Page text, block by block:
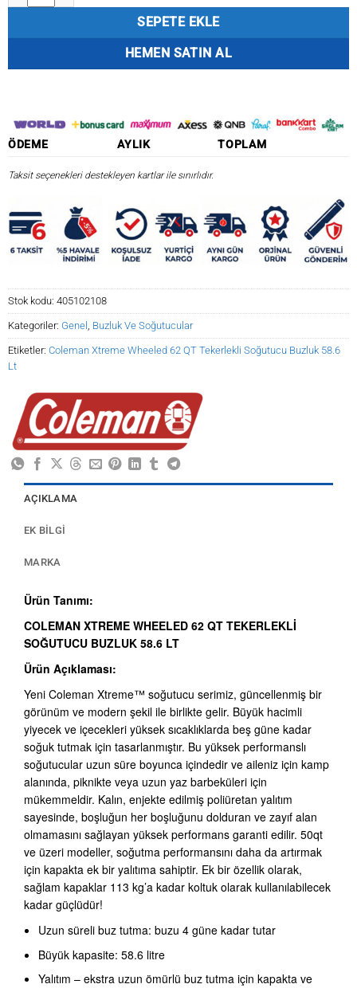
SEPETE EKLE
HEMEN SATIN AL
ÖDEME AYLIK TOPLAM
Taksit seçenekleri destekleyen kartlar ile sınırlıdır.
Stok kodu: 405102108
Kategoriler: Genel Buzluk Ve Soğutucular
Etiketler: Coleman Xtreme Wheeled 62 QT Tekerlekli Soğutucu Buzluk 58.6
Lt
AÇIKLAMA
EK BILGI
MARKA
Ürün Tanımı:
COLEMAN XTREME WHEELED 62 QT TEKERLEKLİ
SOĞUTUCU BUZLUK 58.6 LT
Ürün Açıklaması:
Yeni Coleman Xtreme™ soğutucu serimiz, güncellenmiş bir
görünüm ve modern şekil ile birlikte gelir. Büyük hacimli
yiyecek ve içecekleri yüksek sıcaklıklarda beş güne kadar
soğuk tutmak için tasarlanmıştır. Bu yüksek performanslı
soğutucular uzun süre boyunca içindedir ve aileniz için kamp
alanında, piknikte veya uzun yaz barbeküleri için
mükemmeldir. Kalın, enjekte edilmiş poliüretan yalıtım
sayesinde, boşluğun her boşluğunu dolduran ve zayıf alan
olmamasını sağlayan yüksek performans garanti edilir. 50qt
ve üzeri modeller, soğutma performansını daha da artırmak
için kapakta ek bir yalıtıma sahiptir. Ek bir özellik olarak,
sağlam kapaklar 113 kg’a kadar koltuk olarak kullanılabilecek
kadar güçlüdür!
Uzun süreli buz tutma: buzu 4 güne kadar tutar
Büyük kapasite: 58.6 litre
Yalıtım – ekstra uzun ömürlü buz tutma için kapakta ve